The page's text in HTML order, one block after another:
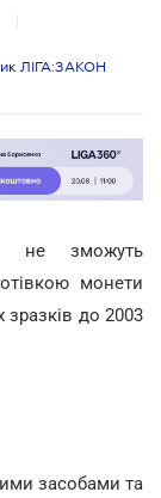
ЛІГА:ЗАКОН
не зможуть
монети
зразків до 2003
засобами та